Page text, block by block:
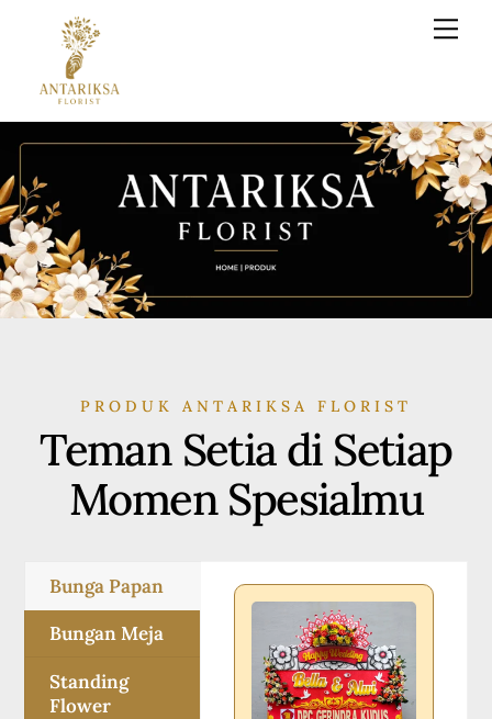
PRODUK ANTARIKSA FLORIST
Teman Setia di Setiap
Momen Spesialmu
Bunga Papan
Bungan Meja
Standing
Flower